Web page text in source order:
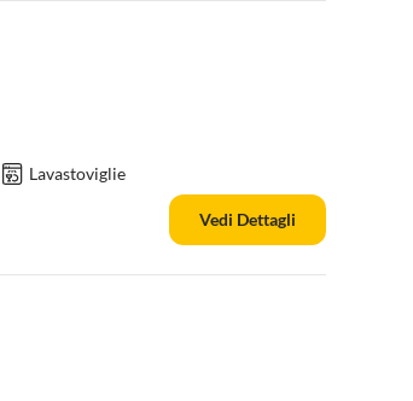
Lavastoviglie
Vedi Dettagli